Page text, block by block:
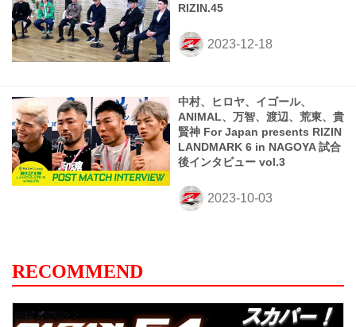
RIZIN.45
中村、ヒロヤ、イゴール、
ANIMAL、万智、渡辺、荒東、貴
賢神 For Japan presents RIZIN
LANDMARK 6 in NAGOYA 試合
後インタビュー vol.3
RECOMMEND